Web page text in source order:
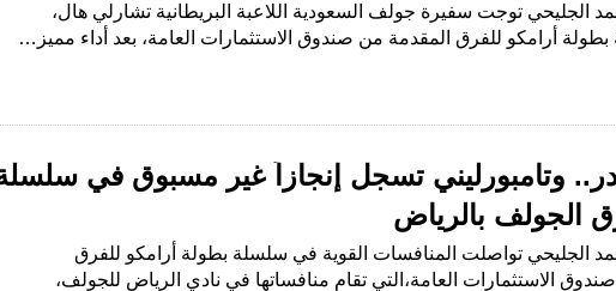
الجليحي توجت سفيرة جولف السعودية اللاعبة البريطانية تشارلي هال،
أرامكو للفرق المقدمة من صندوق الاستثمارات العامة، بعد أداء مميز…
وتامبورليني تسجل إنجازاً غير مسبوق في
الجولف بالرياض
الجليحي تواصلت المنافسات القوية في سلسلة بطولة أرامكو للفرق
الاستثمارات العامة،التي تقام منافساتها في نادي الرياض للجولف،